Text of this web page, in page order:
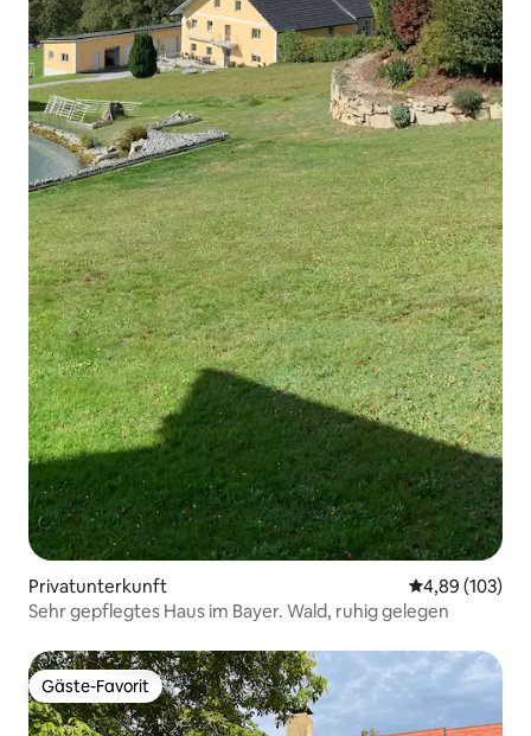
Privatunterkunft
4,89 (103)
Sehr gepflegtes Haus im Bayer. Wald, ruhig gelegen
Gäste-Favorit
Gäste-Favorit